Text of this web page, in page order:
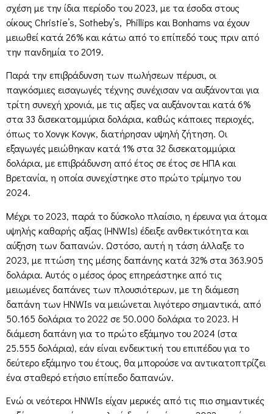
σχέση με την ίδια περίοδο του 2023, με τα έσοδα στους
οίκους Christie’s, Sotheby’s, Phillips και Bonhams να έχουν
μειωθεί κατά 26% και κάτω από το επίπεδό τους πριν από
την πανδημία το 2019.
Παρά την επιβράδυνση των πωλήσεων πέρυσι, οι
παγκόσμιες εισαγωγές τέχνης συνέχισαν να αυξάνονται για
τρίτη συνεχή χρονιά, με τις αξίες να αυξάνονται κατά 6%
στα 33 δισεκατομμύρια δολάρια, καθώς κάποιες περιοχές,
όπως το Χονγκ Κονγκ, διατήρησαν υψηλή ζήτηση. Οι
εξαγωγές μειώθηκαν κατά 1% στα 32 δισεκατομμύρια
δολάρια, με επιβράδυνση από έτος σε έτος σε ΗΠΑ και
Βρετανία, η οποία συνεχίστηκε στο πρώτο τρίμηνο του
2024.
Μέχρι το 2023, παρά το δύσκολο πλαίσιο, η έρευνα για άτομα
υψηλής καθαρής αξίας (HNWIs) έδειξε ανθεκτικότητα και
αύξηση των δαπανών. Ωστόσο, αυτή η τάση άλλαξε το
2023, με πτώση της μέσης δαπάνης κατά 32% στα 363.905
δολάρια. Αυτός ο μέσος όρος επηρεάστηκε από τις
μειωμένες δαπάνες των πλουσιότερων, με τη διάμεση
δαπάνη των HNWIs να μειώνεται λιγότερο σημαντικά, από
50.165 δολάρια το 2022 σε 50.000 δολάρια το 2023. Η
διάμεση δαπάνη για το πρώτο εξάμηνο του 2024 (στα
25.555 δολάρια), εάν είναι ενδεικτική του επιπέδου για το
δεύτερο εξάμηνο του έτους, θα μπορούσε να αντικατοπτρίζει
ένα σταθερό ετήσιο επίπεδο δαπανών.
Ενώ οι νεότεροι HNWIs είχαν μερικές από τις πιο σημαντικές